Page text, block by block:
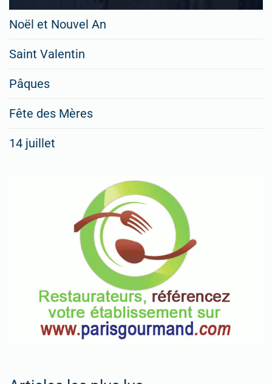
Noël et Nouvel An
Saint Valentin
Pâques
Fête des Mères
14 juillet